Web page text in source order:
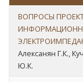
ВОПРОСЫ
Алексанян Г.К.,
Ю.К.